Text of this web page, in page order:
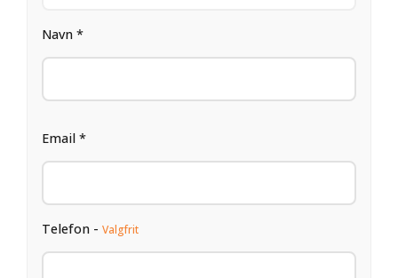
Navn *
Email *
Telefon - Valgfrit